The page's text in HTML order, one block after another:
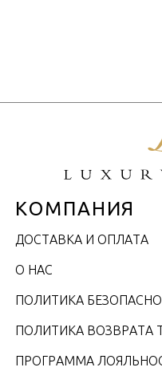
КОМПАНИЯ
ДОСТАВКА И ОПЛАТА
О НАС
ПОЛИТИКА
ПОЛИТИКА ВОЗВРАТА
ПРОГРАММА